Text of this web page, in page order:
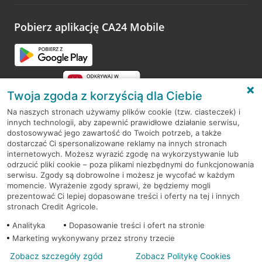
opinie.
Pobierz aplikację CA24 Mobile
RODO
Regulamin serwisu
Mapa serwisu
PolitykaCookies
© 2026 Credit Agricole Bank Polska S.A. Wszelkie prawa zastrzeżone
Twoja zgoda z korzyścią dla Ciebie
Na naszych stronach używamy plików cookie (tzw. ciasteczek) i
innych technologii, aby zapewnić prawidłowe działanie serwisu,
dostosowywać jego zawartość do Twoich potrzeb, a także
dostarczać Ci spersonalizowane reklamy na innych stronach
internetowych. Możesz wyrazić zgodę na wykorzystywanie lub
odrzucić pliki cookie – poza plikami niezbędnymi do funkcjonowania
serwisu. Zgody są dobrowolne i możesz je wycofać w każdym
momencie. Wyrażenie zgody sprawi, że będziemy mogli
prezentować Ci lepiej dopasowane treści i oferty na tej i innych
stronach Credit Agricole.
Analityka
Dopasowanie treści i ofert na stronie
Marketing wykonywany przez strony trzecie
Zobacz szczegóły zgód Zobacz Politykę Cookies